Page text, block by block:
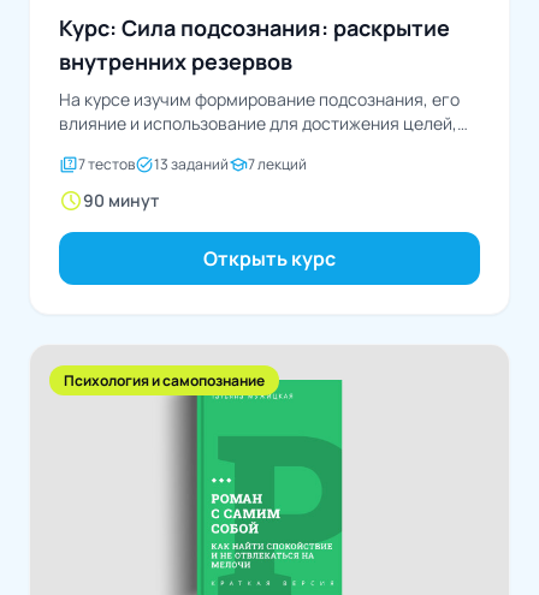
Курс: Сила подсознания: раскрытие
внутренних резервов
На курсе изучим формирование подсознания, его
влияние и использование для достижения целей,
quiz7 тестовtask_alt13 заданийschool7 лекций
schedule90 минут
Открыть курс
Психология и самопознание